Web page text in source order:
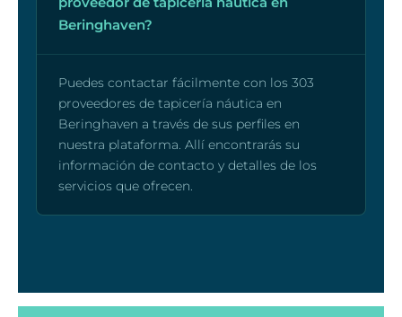
Beringhaven?
Puedes contactar fácilmente con los 303
proveedores de tapicería náutica en
Beringhaven a través de sus perfiles en
nuestra plataforma. Allí encontrarás su
información de contacto y detalles de los
servicios que ofrecen.